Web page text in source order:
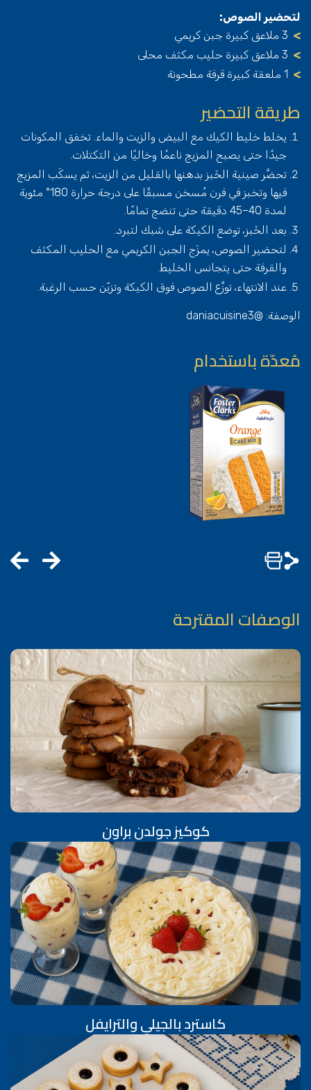
لتحضير الصوص:
3 ملاعق كبيرة جبن كريمي
3 ملاعق كبيرة حليب مكثف محلى
1 ملعقة كبيرة قرفة مطحونة
طريقة التحضير
يخلط خليط الكيك مع البيض والزيت والماء. تخفق المكونات
جيدًا حتى يصبح المزيج ناعمًا وخاليًا من التكتلات.
تحضَّر صينية الخَبز بدهنها بالقليل من الزيت، ثم يسكَب المزيج
فيها وتخبز في فرن مُسخن مسبقًا على درجة حرارة 180° مئوية
لمدة 40–45 دقيقة حتى تنضج تمامًا.
بعد الخَبز، توضع الكيكة على شبك لتبرد.
لتحضير الصوص، يمزَج الجبن الكريمي مع الحليب المكثف
والقرفة حتى يتجانس الخليط.
عند الانتهاء، توزَّع الصوص فوق الكيكة وتزيّن حسب الرغبة.
الوصفة: @daniacuisine3
مُعدّة باستخدام
الوصفات المقترحة
كوكيز جولدن براون
كاسترد بالجيلي والترايفل